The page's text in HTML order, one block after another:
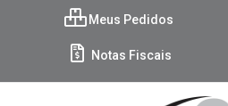
Meus Pedidos
Notas Fiscais